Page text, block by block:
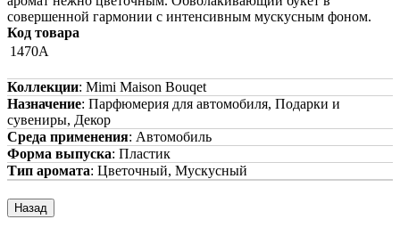
совершенной гармонии с интенсивным мускусным фоном.
Код товара
1470A
Коллекции: Mimi Maison Bouqet
Назначение: Парфюмерия для автомобиля, Подарки и
сувениры, Декор
Среда применения: Автомобиль
Форма выпуска: Пластик
Тип аромата: Цветочный, Мускусный